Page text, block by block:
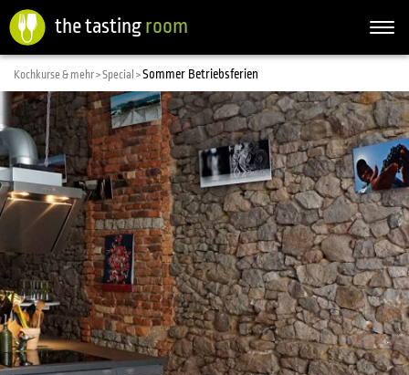
the tasting room
Kochkurse & mehr >Special >Sommer Betriebsferien